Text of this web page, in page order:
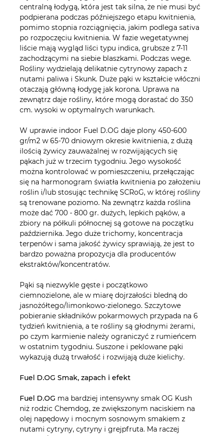
centralną łodygą, która jest tak silna, że nie musi być
podpierana podczas późniejszego etapu kwitnienia,
pomimo stopnia rozciągnięcia, jakim podlega sativa
po rozpoczęciu kwitnienia. W fazie wegetatywnej
liście mają wygląd liści typu indica, grubsze z 7-11
zachodzącymi na siebie blaszkami. Podczas wege.
Rośliny wydzielają delikatnie cytrynowy zapach z
nutami paliwa i Skunk. Duże pąki w kształcie włóczni
otaczają główną łodygę jak korona. Uprawa na
zewnątrz daje rośliny, które mogą dorastać do 350
cm. wysoki w optymalnych warunkach.
W uprawie indoor Fuel D.OG daje plony 450-600
gr/m2 w 65-70 dniowym okresie kwitnienia, z dużą
ilością żywicy zauważalnej w rozwijających się
pąkach już w trzecim tygodniu. Jego wysokość
można kontrolować w pomieszczeniu, przełączając
się na harmonogram światła kwitnienia po założeniu
roślin i/lub stosując technikę SCRoG, w której rośliny
są trenowane poziomo. Na zewnątrz każda roślina
może dać 700 - 800 gr. dużych, lepkich pąków, a
zbiory na półkuli północnej są gotowe na początku
października. Jego duże trichomy, koncentracja
terpenów i sama jakość żywicy sprawiają, że jest to
bardzo poważna propozycja dla producentów
ekstraktów/koncentratów.
Pąki są niezwykle gęste i początkowo
ciemnozielone, ale w miarę dojrzałości bledną do
jasnożółtego/limonkowo-zielonego. Szczytowe
pobieranie składników pokarmowych przypada na 6
tydzień kwitnienia, a te rośliny są głodnymi żerami,
po czym karmienie należy ograniczyć z rumieńcem
w ostatnim tygodniu. Suszone i peklowane pąki
wykazują dużą trwałość i rozwijają duże kielichy.
Fuel D.OG Smak, zapach i efekt
Fuel D.OG ma bardziej intensywny smak OG Kush
niż rodzic Chemdog, ze zwiększonym naciskiem na
olej napędowy i mocnym sosnowym smakiem z
nutami cytryny, cytryny i grejpfruta. Ma raczej